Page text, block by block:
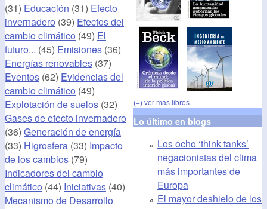
(31) Educación (31) Efecto
invernadero (39) Efectos del
cambio climático (49) El
futuro... (45) Emisiones (36)
Energías renovables (37)
Eventos (62) Evidencias del
cambio climático (49)
Explotación de suelos (32)
Gases de efecto invernadero
(36) Generación de energía
(33) Higrosfera (33) Impacto
de los cambios (79)
Indicadores del cambio
climático (44) Iniciativas (40)
Mecanismo de Desarrollo
(+) ver más libros
Lo último en blogs
Los ocho ‘think tanks’
negacionistas del clima
más importantes de
Europa
El mayor deshielo de los